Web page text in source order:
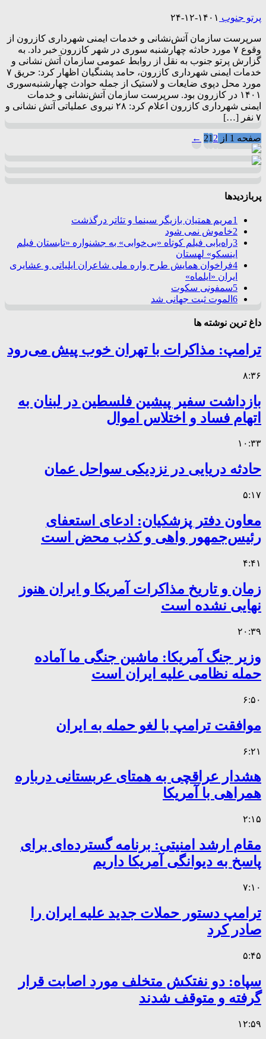
پرتو جنوب ۱۴۰۱-۱۲-۲۴
سرپرست سازمان آتش‌نشانی و خدمات ایمنی شهرداری کازرون از
وقوع ۷ مورد حادثه چهارشنبه سوری در شهر کازرون خبر داد. به
گزارش پرتو جنوب به نقل از روابط عمومی سازمان آتش نشانی و
خدمات ایمنی شهرداری کازرون، حامد پشنگیان اظهار کرد: حریق ۷
مورد محل دپوی ضایعات و لاستیک از جمله حوادث چهارشنبه‌سوری
۱۴۰۱ در کازرون بود. سرپرست سازمان آتش‌نشانی و خدمات
ایمنی شهرداری کازرون اعلام کرد: ۲۸ نیروی عملیاتی آتش نشانی و
۷ نفر […]
صفحه 1 از 2 12
←
پربازدیدها
1مریم همتیان بازیگر سینما و تئاتر درگذشت
2خاموش نمی شود
3راه‌یابی فیلم کوتاه «بی‌خوابی» به جشنواره «تابستان فیلم
اینسکو» لهستان
4فراخوان همایش طرح واره ملی شاعران ایلیاتی و عشایری
ایران «ایلماه»
5سمفونی سکوت
6 الموت ثبت جهانی شد
داغ ترین نوشته ها
ترامپ: مذاکرات با تهران خوب پیش می‌رود
۸:۳۶
بازداشت سفیر پیشین فلسطین در لبنان به
اتهام فساد و اختلاس اموال
۱۰:۳۳
حادثه دریایی در نزدیکی سواحل عمان
۵:۱۷
معاون دفتر پزشکیان: ادعای استعفای
رئیس‌جمهور واهی و کذب محض است
۴:۴۱
زمان و تاریخ مذاکرات آمریکا و ایران هنوز
نهایی نشده است
۲۰:۳۹
وزیر جنگ آمریکا: ماشین جنگی ما آماده
حمله نظامی علیه ایران است
۶:۵۰
موافقت ترامپ با لغو حمله به ایران
۶:۲۱
هشدار عراقچی به همتای عربستانی درباره
همراهی با آمریکا
۲:۱۵
مقام ارشد امنیتی: برنامه گسترده‌ای برای
پاسخ به دیوانگی آمریکا داریم
۷:۱۰
ترامپ دستور حملات جدید علیه ایران را
صادر کرد
۵:۴۵
سپاه: دو نفتکش متخلف مورد اصابت قرار
گرفته و متوقف شدند
۱۲:۵۹